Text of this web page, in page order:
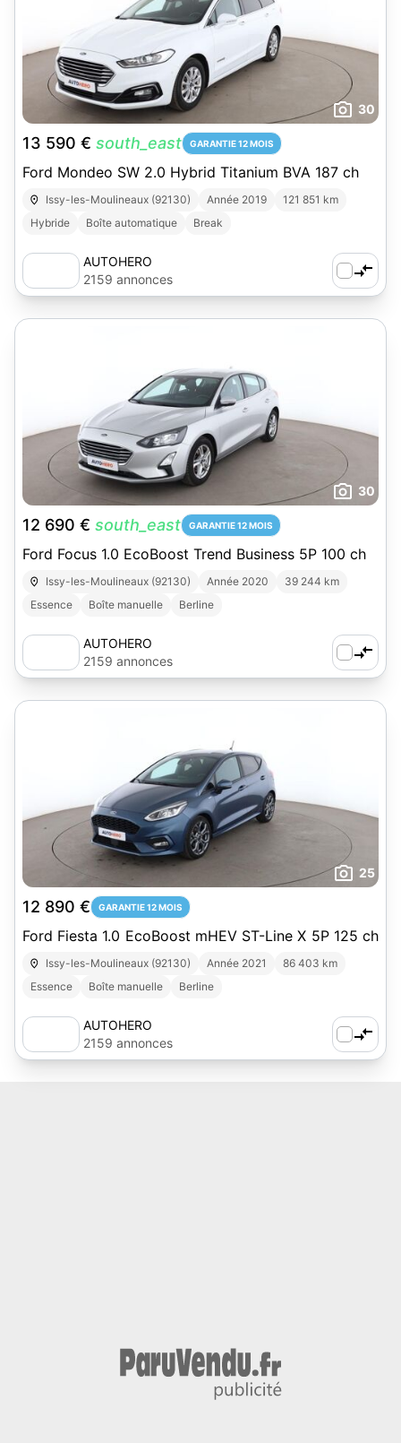
30
13 590 € south_east GARANTIE 12 MOIS
Ford Mondeo SW 2.0 Hybrid Titanium BVA 187 ch
Issy-les-Moulineaux (92130) Année 2019
121 851 km
Hybride
Boîte automatique Break
AUTOHERO
2159 annonces
30
12 690 € south_east GARANTIE 12 MOIS
Ford Focus 1.0 EcoBoost Trend Business 5P 100 ch
Issy-les-Moulineaux (92130) Année 2020
39 244 km
Essence
Boîte manuelle Berline
AUTOHERO
2159 annonces
25
12 890 € GARANTIE 12 MOIS
Ford Fiesta 1.0 EcoBoost mHEV ST-Line X 5P 125 ch
Issy-les-Moulineaux (92130) Année 2021
86 403 km
Essence
Boîte manuelle Berline
AUTOHERO
2159 annonces